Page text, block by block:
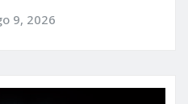
9, 2026